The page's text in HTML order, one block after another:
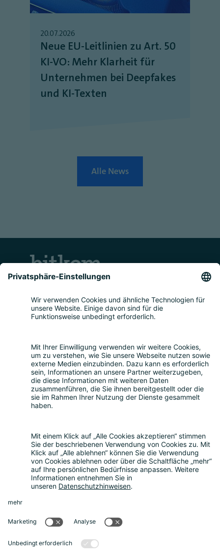
20.07.2026
Neue EU-Leitlinien zu Art. 50
KI-VO: Mehr Klarheit für
Unternehmen bei Deepfakes
und KI-Texten
Alle News
Kontakt
Leistungen
Beratung zum Datenschutz|Externer
Datenschutzbeauftragter|
Hinweisgeberschutzgesetz|Compliance
Consulting
Über uns
Über uns |Die Bitkom Gruppe| Termin
vereinbaren
News
Rechtliches
Einstellungen